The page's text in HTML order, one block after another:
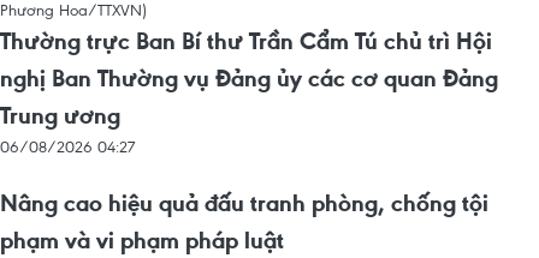
Thường trực Ban Bí thư Trần Cẩm Tú chủ trì Hội
nghị Ban Thường vụ Đảng ủy các cơ quan Đảng
Trung ương
06/08/2026 04:27
Nâng cao hiệu quả đấu tranh phòng, chống tội
phạm và vi phạm pháp luật